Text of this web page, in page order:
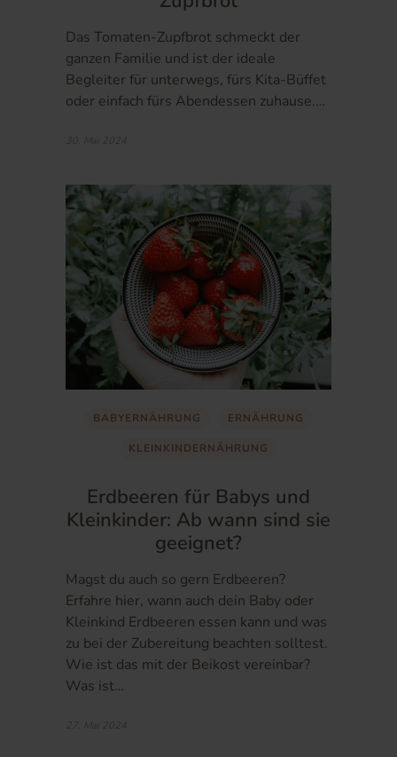
Das Tomaten-Zupfbrot schmeckt der
ganzen Familie und ist der ideale
Begleiter für unterwegs, fürs Kita-Büffet
oder einfach fürs Abendessen zuhause.…
30. Mai 2024
BABYERNÄHRUNG ERNÄHRUNG
KLEINKINDERNÄHRUNG
Erdbeeren für Babys und
Kleinkinder: Ab wann sind sie
geeignet?
Magst du auch so gern Erdbeeren?
Erfahre hier, wann auch dein Baby oder
Kleinkind Erdbeeren essen kann und was
zu bei der Zubereitung beachten solltest.
Wie ist das mit der Beikost vereinbar?
Was ist…
27. Mai 2024